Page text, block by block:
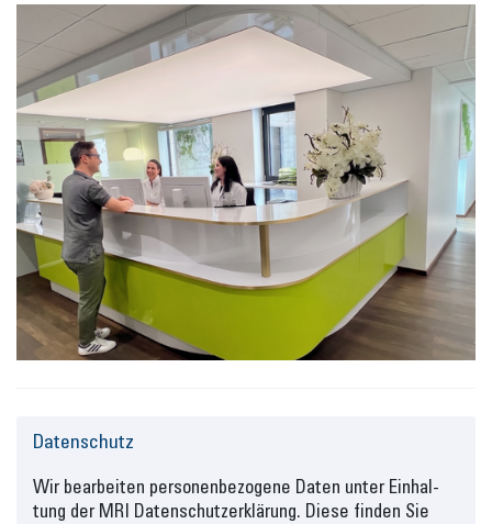
Da­ten­schutz
Wir be­ar­bei­ten per­so­nen­be­zo­ge­ne Daten unter Ein­hal­
tung der MRI Da­ten­schutz­er­klä­rung. Diese fin­den Sie